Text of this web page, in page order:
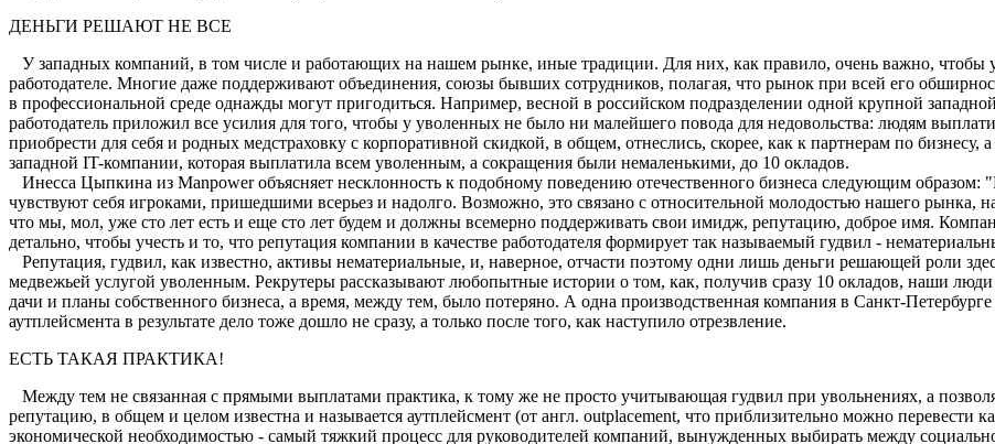
ДЕНЬГИ РЕШАЮТ НЕ ВСЕ
У западных компаний, в том числе и работающих на нашем рынке, иные традиции. Для них, как правило, очень важно, чтобы
работодателе. Многие даже поддерживают объединения, союзы бывших сотрудников, полагая, что рынок при всей его
в профессиональной среде однажды могут пригодиться. Например, весной в российском подразделении одной крупной
работодатель приложил все усилия для того, чтобы у уволенных не было ни малейшего повода для недовольства: людям
приобрести для себя и родных медстраховку с корпоративной скидкой, в общем, отнеслись, скорее, как к партнерам по бизнесу,
западной IT-компании, которая выплатила всем уволенным, а сокращения были немаленькими, до 10 окладов.
Инесса Цыпкина из Manpower объясняет несклонность к подобному поведению отечественного бизнеса следующим образом:
чувствуют себя игроками, пришедшими всерьез и надолго. Возможно, это связано с относительной молодостью нашего рынка,
что мы, мол, уже сто лет есть и еще сто лет будем и должны всемерно поддерживать свои имидж, репутацию, доброе имя.
детально, чтобы учесть и то, что репутация компании в качестве работодателя формирует так называемый гудвил -
Репутация, гудвил, как известно, активы нематериальные, и, наверное, отчасти поэтому одни лишь деньги решающей роли
медвежьей услугой уволенным. Рекрутеры рассказывают любопытные истории о том, как, получив сразу 10 окладов, наши люди
дачи и планы собственного бизнеса, а время, между тем, было потеряно. А одна производственная компания в Санкт-
аутплейсмента в результате дело тоже дошло не сразу, а только после того, как наступило отрезвление.
ЕСТЬ ТАКАЯ ПРАКТИКА!
Между тем не связанная с прямыми выплатами практика, к тому же не просто учитывающая гудвил при увольнениях, а
репутацию, в общем и целом известна и называется аутплейсмент (от англ. outplacement, что приблизительно можно перевести
экономической необходимостью - самый тяжкий процесс для руководителей компаний, вынужденных выбирать между